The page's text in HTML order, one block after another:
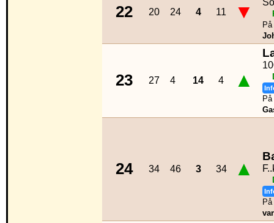
22 20 24 4 11 ▼
23 27 4 14 4 ▲
24 34 46 3 34 ▲